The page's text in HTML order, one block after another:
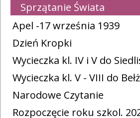
Sprzątanie Świata
Apel -17 września 1939
Dzień Kropki
Wycieczka kl. IV i V do
Wycieczka kl. V - VIII do
Narodowe Czytanie
Rozpoczęcie roku szkol.